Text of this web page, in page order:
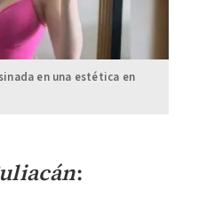
en una estética en
: